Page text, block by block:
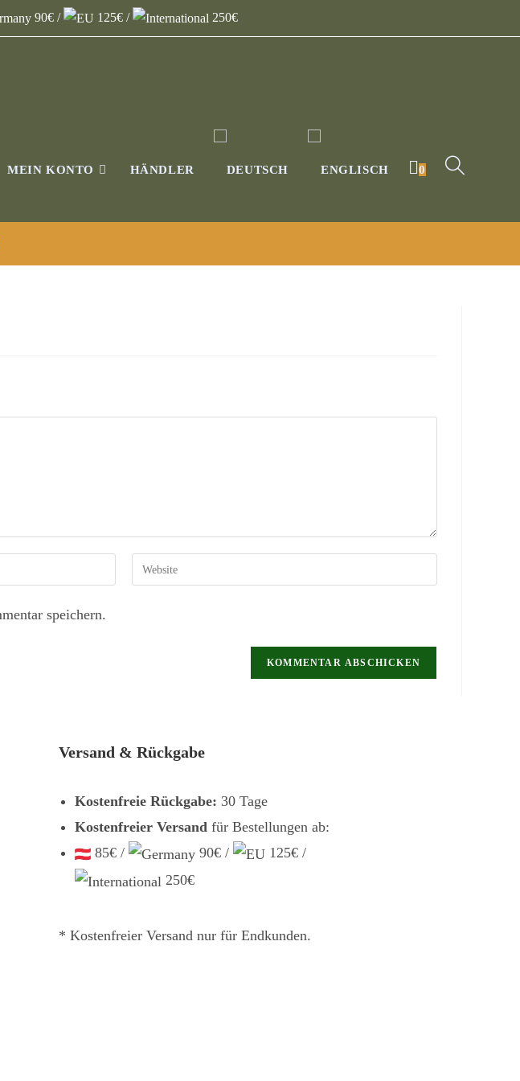
90€ / 125€ / 250€
MEIN KONTO HÄNDLER 0
speichern.
Versand & Rückgabe
Kostenfreie Rückgabe: 30 Tage
Kostenfreier Versandfür Bestellungen ab:
85€ /
90€ /
125€ /
250€
* Kostenfreier Versand nur für Endkunden.